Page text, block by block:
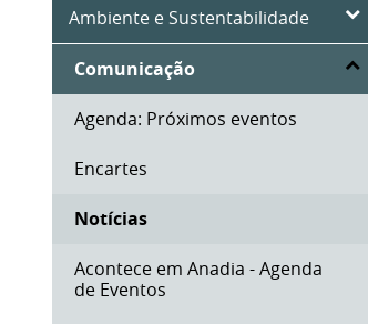
Ambiente e Sustentabilidade
Comunicação
Agenda: Próximos eventos
Encartes
Notícias
Acontece em Anadia - Agenda
de Eventos